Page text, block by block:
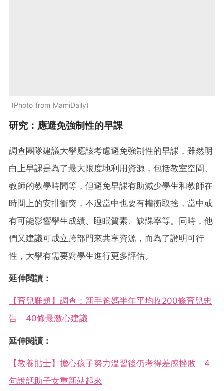
Photo from MamiDaily
研究：應避免強制性的早課
調查團隊建議大學應該考慮避免強制性的早課，雖然明
白上早課是為了最大限度地利用資源，包括教室空間、
教師的教學時間等，但避免早課有助減少學生和教師在
時間上的安排衝突，不過當中也要有權衡取捨，當中或
有可能影響學生成績、睡眠質素、缺課率等。同時，他
們又建議可成立跨部門來共享資源，而為了證明可行
性，大學有需要對學生進行更多評估。
延伸閱讀：
【育兒難題】調查：新手爸媽半年平均收200條育兒忠
告 40條最激心建議
延伸閱讀：
【教養貼士】擔心孩子努力溫習後仍考得差感挫敗 4
句說話助子女重新站起來